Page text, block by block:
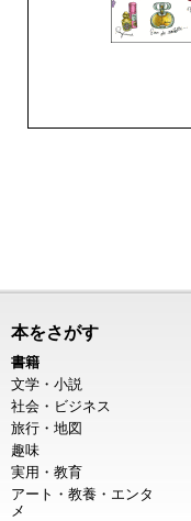
本をさがす
書籍
文学・小説
社会・ビジネス
旅行・地図
趣味
実用・教育
アート・教養・エンタ
メ